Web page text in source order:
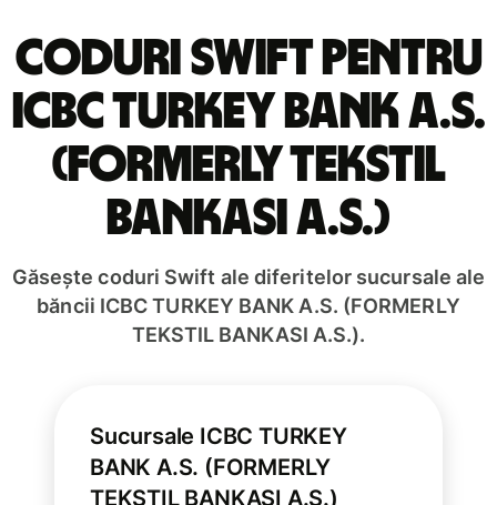
Coduri Swift pentru
ICBC TURKEY BANK A.S.
(FORMERLY TEKSTIL
BANKASI A.S.)
Găsește coduri Swift ale diferitelor sucursale ale
băncii ICBC TURKEY BANK A.S. (FORMERLY
TEKSTIL BANKASI A.S.).
Sucursale ICBC TURKEY
BANK A.S. (FORMERLY
TEKSTIL BANKASI A.S.)